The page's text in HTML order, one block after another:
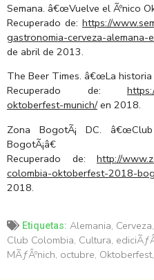
Semana. â€œVuelve el Ãºnico
Recuperado de: https://
gastronomia-cerveza-
de abril de 2013.
The Beer Times. â€œLa historia
Recuperado de:
oktoberfest-munich/en 2018.
Zona BogotÃ¡ DC.
BogotÃ¡â€
Recuperado de: http://
colombia-oktoberfest-2018-
2018.
Etiquetas: Alemania, Cerveza,
Club Colombia, Cultura,
MÃƒÂºnich, octubre, Oktoberfest,